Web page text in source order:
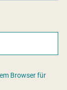
Browser für